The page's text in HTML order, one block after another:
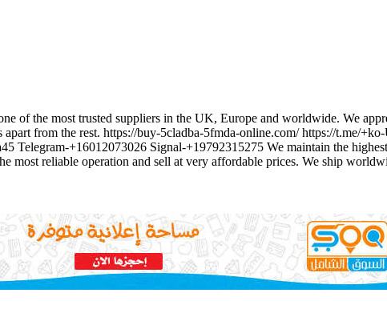
of the most trusted suppliers in the UK, Europe and worldwide. We
apart from the rest. https://buy-5cladba-5fmda-online.com/ https://
Telegram-+16012073026 Signal-+19792315275 We maintain the
most reliable operation and sell at very affordable prices. We ship